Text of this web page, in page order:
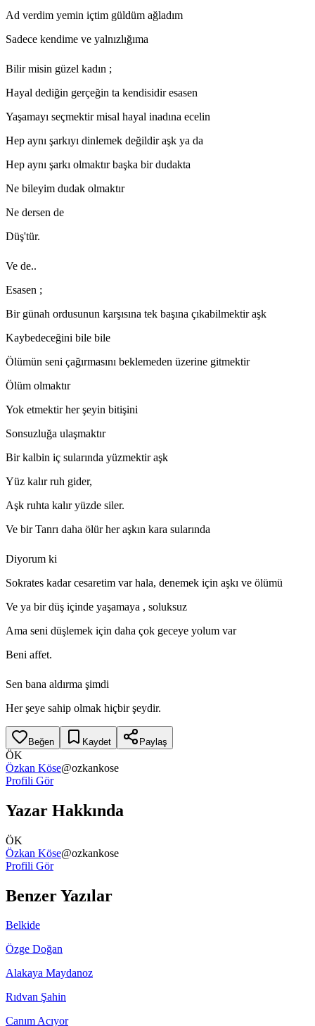
Ad verdim yemin içtim güldüm ağladım
Sadece kendime ve yalnızlığıma
Bilir misin güzel kadın ;
Hayal dediğin gerçeğin ta kendisidir esasen
Yaşamayı seçmektir misal hayal inadına ecelin
Hep aynı şarkıyı dinlemek değildir aşk ya da
Hep aynı şarkı olmaktır başka bir dudakta
Ne bileyim dudak olmaktır
Ne dersen de
Düş'tür.
Ve de..
Esasen ;
Bir günah ordusunun karşısına tek başına çıkabilmektir aşk
Kaybedeceğini bile bile
Ölümün seni çağırmasını beklemeden üzerine gitmektir
Ölüm olmaktır
Yok etmektir her şeyin bitişini
Sonsuzluğa ulaşmaktır
Bir kalbin iç sularında yüzmektir aşk
Yüz kalır ruh gider,
Aşk ruhta kalır yüzde siler.
Ve bir Tanrı daha ölür her aşkın kara sularında
Diyorum ki
Sokrates kadar cesaretim var hala, denemek için aşkı ve ölümü
Ve ya bir düş içinde yaşamaya , soluksuz
Ama seni düşlemek için daha çok geceye yolum var
Beni affet.
Sen bana aldırma şimdi
Her şeye sahip olmak hiçbir şeydir.
Beğen Kaydet Paylaş
ÖK
Özkan Köse@ozkankose
Profili Gör
Yazar Hakkında
ÖK
Özkan Köse@ozkankose
Profili Gör
Benzer Yazılar
Belkide
Özge Doğan
Alakaya Maydanoz
Rıdvan Şahin
Canım Acıyor